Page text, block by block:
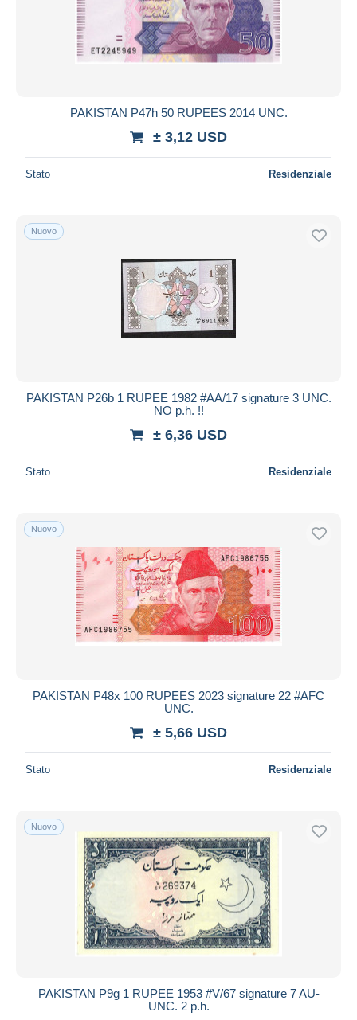
PAKISTAN P47h 50 RUPEES 2014 UNC.
± 3,12 USD
Stato Residenziale
Nuovo
PAKISTAN P26b 1 RUPEE 1982 #AA/17 signature 3 UNC.
NO p.h. !!
± 6,36 USD
Stato Residenziale
Nuovo
PAKISTAN P48x 100 RUPEES 2023 signature 22 #AFC
UNC.
± 5,66 USD
Stato Residenziale
Nuovo
PAKISTAN P9g 1 RUPEE 1953 #V/67 signature 7 AU-
UNC. 2 p.h.